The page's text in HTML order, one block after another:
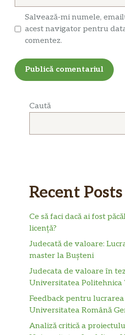
Salvează-mi numele,
acest navigator pentru
comentez.
Caută
Recent Posts
Ce să faci dacă ai fost
licență?
Judecată de valoare:
master la Bușteni
Judecata de valoare în
Universitatea Politehnica
Feedback pentru
Universitatea Română
Analiză critică a